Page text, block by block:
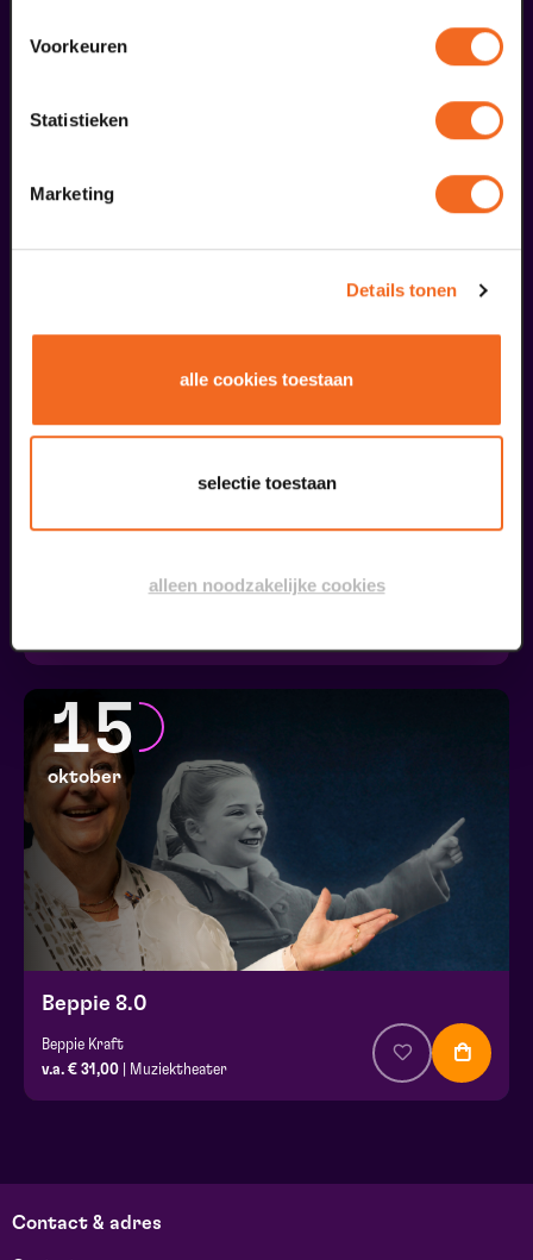
Voorkeuren
Statistieken
Marketing
Details tonen
alle cookies toestaan
selectie toestaan
alleen noodzakelijke cookies
Passiespelen Tegelen
v.a. € 37,00
Theater Overdag
september
15
oktober
Beppie 8.0
Beppie Kraft
v.a. € 31,00 | Muziektheater
Contact & adres